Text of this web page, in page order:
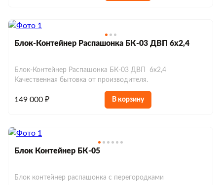
Блок-Контейнер Распашонка БК-03 ДВП 6х2,4
Блок-Контейнер Распашонка БК-03 ДВП 6х2,4
Качественная бытовка от производителя.
149 000 ₽ В корзину
Блок Контейнер БК-05
Блок контейнер распашонка с перегородками